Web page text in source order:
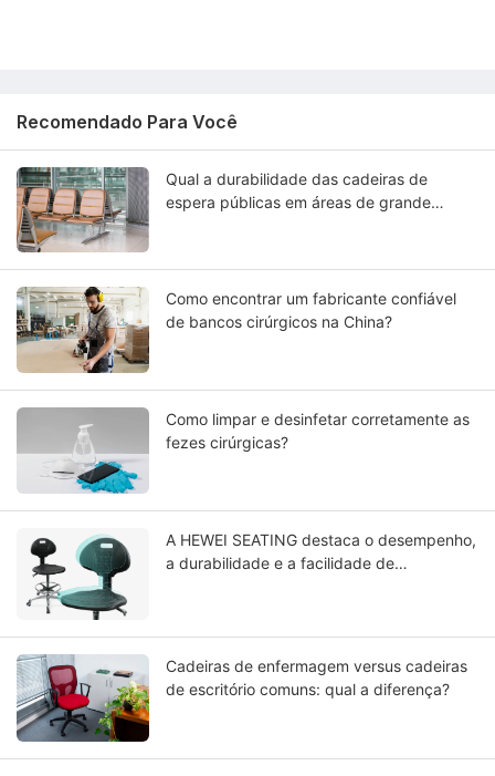
Recomendado Para Você
Qual a durabilidade das cadeiras de
espera públicas em áreas de grande
Como encontrar um fabricante confiável
de bancos cirúrgicos na China?
Como limpar e desinfetar corretamente as
fezes cirúrgicas?
A HEWEI SEATING destaca o desempenho,
a durabilidade e a facilidade de
poliuretano (PU).
Cadeiras de enfermagem versus cadeiras
de escritório comuns: qual a diferença?